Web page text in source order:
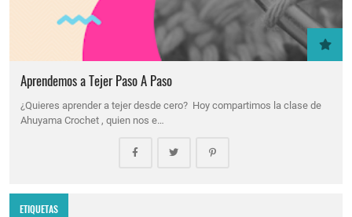
Aprendemos a Tejer Paso A Paso
¿Quieres aprender a tejer desde cero? Hoy compartimos la clase de
Ahuyama Crochet , quien nos e…
ETIQUETAS